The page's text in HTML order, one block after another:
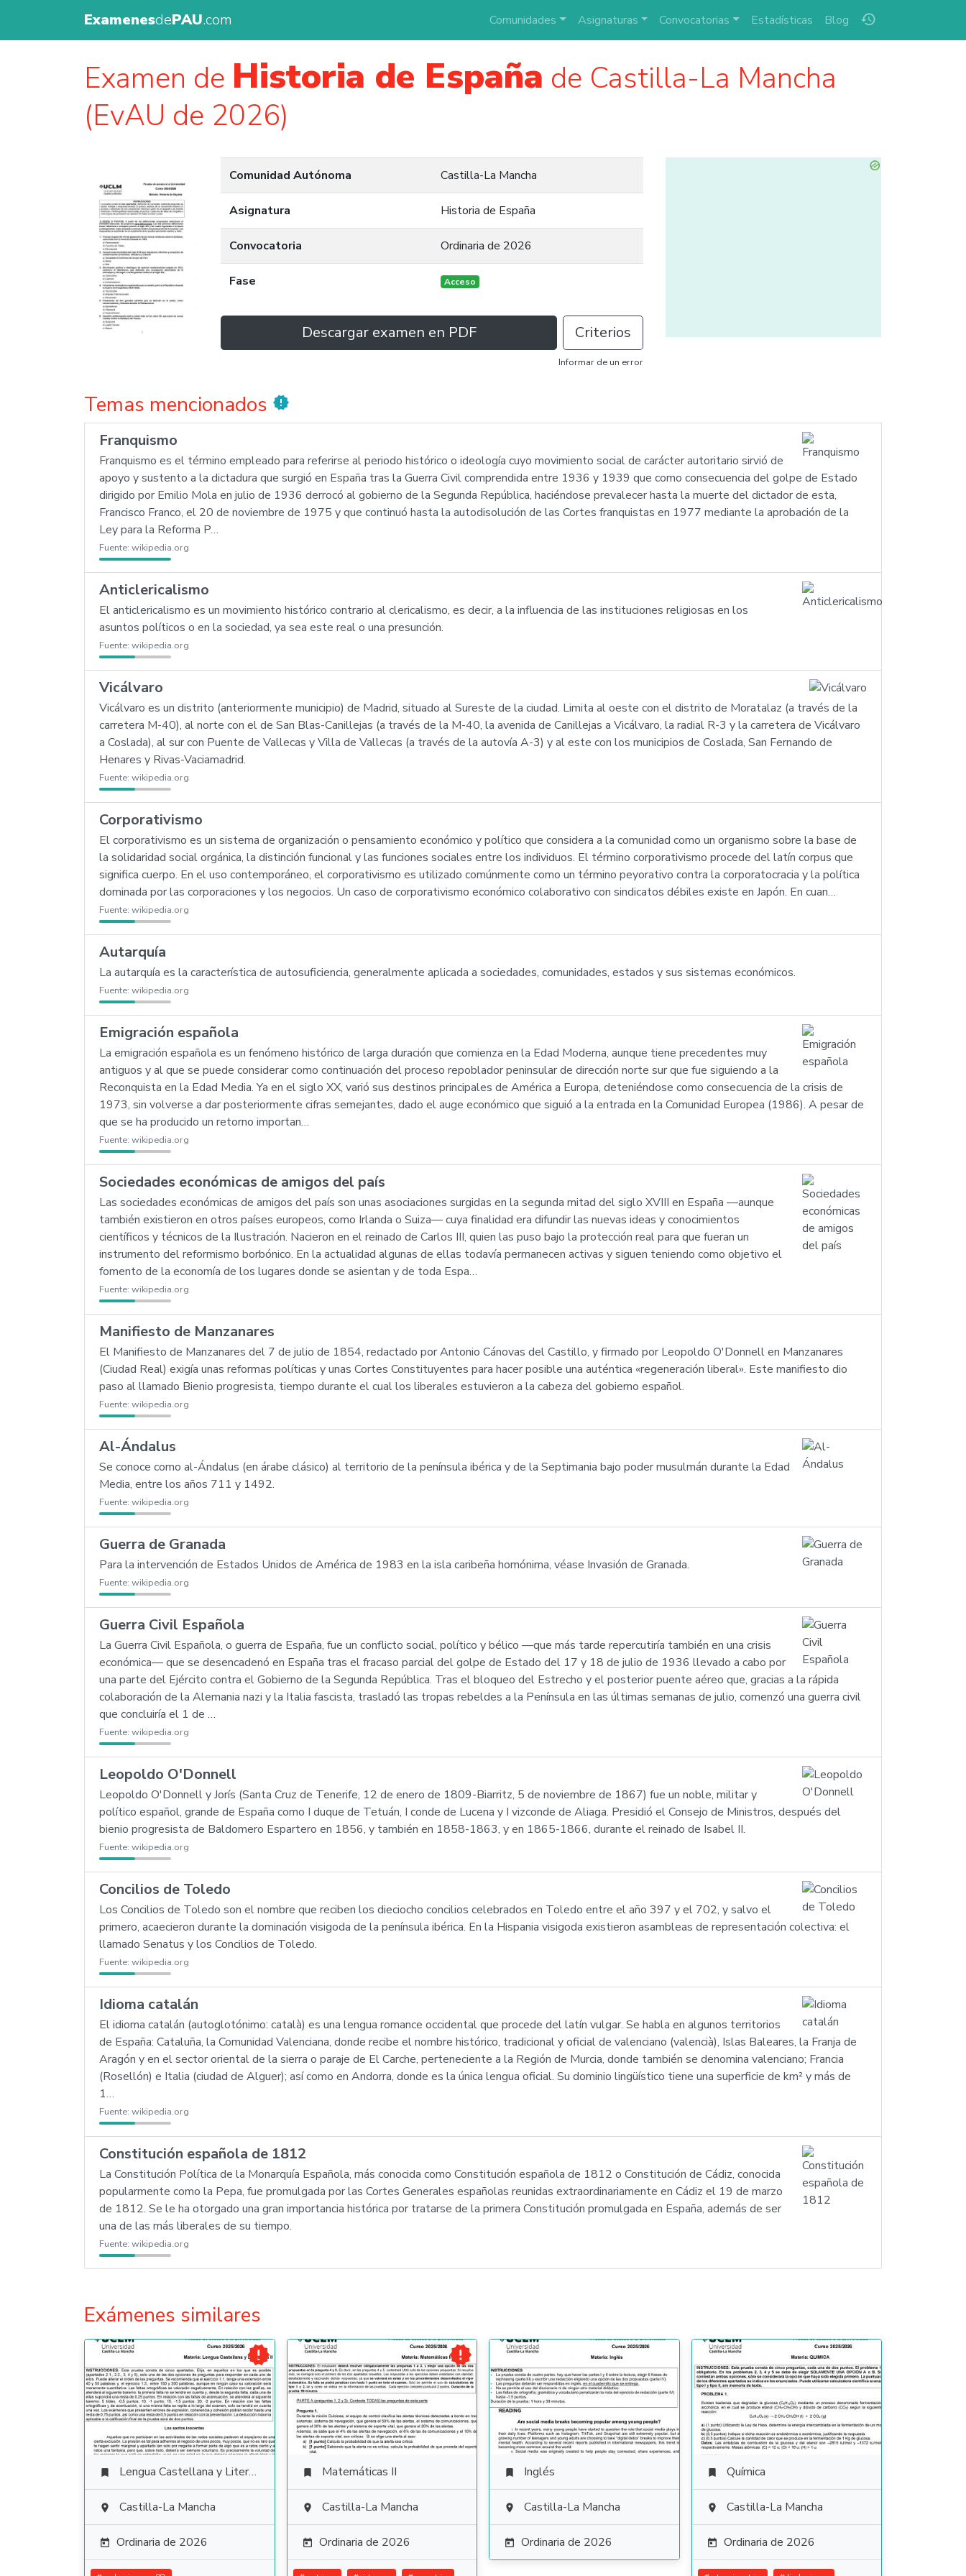
ExamenesdePAU.com history
Comunidades Asignaturas Convocatorias Estadísticas Blog
Examen de Historia de España de Castilla-La Mancha
(EvAU de 2026)
Comunidad Autónoma Castilla-La Mancha
Asignatura Historia de España
Convocatoria Ordinaria de 2026
Fase Acceso
Descargar examen en PDF Criterios
Informar de un error
Temas mencionados new_releases
Franquismo
Franquismo es el término empleado para referirse al periodo histórico o ideología cuyo movimiento social de carácter autoritario sirvió de
apoyo y sustento a la dictadura que surgió en España tras la Guerra Civil comprendida entre 1936 y 1939 que como consecuencia del golpe de Estado
dirigido por Emilio Mola en julio de 1936 derrocó al gobierno de la Segunda República, haciéndose prevalecer hasta la muerte del dictador de esta,
Francisco Franco, el 20 de noviembre de 1975 y que continuó hasta la autodisolución de las Cortes franquistas en 1977 mediante la aprobación de la
Ley para la Reforma P…
Fuente: wikipedia.org
Anticlericalismo
El anticlericalismo es un movimiento histórico contrario al clericalismo, es decir, a la influencia de las instituciones religiosas en los
asuntos políticos o en la sociedad, ya sea este real o una presunción.
Fuente: wikipedia.org
Vicálvaro
Vicálvaro es un distrito (anteriormente municipio) de Madrid, situado al Sureste de la ciudad. Limita al oeste con el distrito de Moratalaz (a través de la
carretera M-40), al norte con el de San Blas-Canillejas (a través de la M-40, la avenida de Canillejas a Vicálvaro, la radial R-3 y la carretera de Vicálvaro
a Coslada), al sur con Puente de Vallecas y Villa de Vallecas (a través de la autovía A-3) y al este con los municipios de Coslada, San Fernando de
Henares y Rivas-Vaciamadrid.
Fuente: wikipedia.org
Corporativismo
El corporativismo es un sistema de organización o pensamiento económico y político que considera a la comunidad como un organismo sobre la base de
la solidaridad social orgánica, la distinción funcional y las funciones sociales entre los individuos. El término corporativismo procede del latín corpus que
significa cuerpo. En el uso contemporáneo, el corporativismo es utilizado comúnmente como un término peyorativo contra la corporatocracia y la política
dominada por las corporaciones y los negocios. Un caso de corporativismo económico colaborativo con sindicatos débiles existe en Japón. En cuan…
Fuente: wikipedia.org
Autarquía
La autarquía es la característica de autosuficiencia, generalmente aplicada a sociedades, comunidades, estados y sus sistemas económicos.
Fuente: wikipedia.org
Emigración española
La emigración española es un fenómeno histórico de larga duración que comienza en la Edad Moderna, aunque tiene precedentes muy
antiguos y al que se puede considerar como continuación del proceso repoblador peninsular de dirección norte sur que fue siguiendo a la
Reconquista en la Edad Media. Ya en el siglo XX, varió sus destinos principales de América a Europa, deteniéndose como consecuencia de la crisis de
1973, sin volverse a dar posteriormente cifras semejantes, dado el auge económico que siguió a la entrada en la Comunidad Europea (1986). A pesar de
que se ha producido un retorno importan…
Fuente: wikipedia.org
Sociedades económicas de amigos del país
Las sociedades económicas de amigos del país son unas asociaciones surgidas en la segunda mitad del siglo XVIII en España —aunque
también existieron en otros países europeos, como Irlanda o Suiza— cuya finalidad era difundir las nuevas ideas y conocimientos
científicos y técnicos de la Ilustración. Nacieron en el reinado de Carlos III, quien las puso bajo la protección real para que fueran un
instrumento del reformismo borbónico. En la actualidad algunas de ellas todavía permanecen activas y siguen teniendo como objetivo el
fomento de la economía de los lugares donde se asientan y de toda Espa…
Fuente: wikipedia.org
Manifiesto de Manzanares
El Manifiesto de Manzanares del 7 de julio de 1854, redactado por Antonio Cánovas del Castillo, y firmado por Leopoldo O'Donnell en Manzanares
(Ciudad Real) exigía unas reformas políticas y unas Cortes Constituyentes para hacer posible una auténtica «regeneración liberal». Este manifiesto dio
paso al llamado Bienio progresista, tiempo durante el cual los liberales estuvieron a la cabeza del gobierno español.
Fuente: wikipedia.org
Al-Ándalus
Se conoce como al-Ándalus (en árabe clásico) al territorio de la península ibérica y de la Septimania bajo poder musulmán durante la Edad
Media, entre los años 711 y 1492.
Fuente: wikipedia.org
Guerra de Granada
Para la intervención de Estados Unidos de América de 1983 en la isla caribeña homónima, véase Invasión de Granada.
Fuente: wikipedia.org
Guerra Civil Española
La Guerra Civil Española, o guerra de España, fue un conflicto social, político y bélico —que más tarde repercutiría también en una crisis
económica— que se desencadenó en España tras el fracaso parcial del golpe de Estado del 17 y 18 de julio de 1936 llevado a cabo por
una parte del Ejército contra el Gobierno de la Segunda República. Tras el bloqueo del Estrecho y el posterior puente aéreo que, gracias a la rápida
colaboración de la Alemania nazi y la Italia fascista, trasladó las tropas rebeldes a la Península en las últimas semanas de julio, comenzó una guerra civil
que concluiría el 1 de …
Fuente: wikipedia.org
Leopoldo O'Donnell
Leopoldo O'Donnell y Jorís (Santa Cruz de Tenerife, 12 de enero de 1809-Biarritz, 5 de noviembre de 1867) fue un noble, militar y
político español, grande de España como I duque de Tetuán, I conde de Lucena y I vizconde de Aliaga. Presidió el Consejo de Ministros, después del
bienio progresista de Baldomero Espartero en 1856, y también en 1858-1863, y en 1865-1866, durante el reinado de Isabel II.
Fuente: wikipedia.org
Concilios de Toledo
Los Concilios de Toledo son el nombre que reciben los dieciocho concilios celebrados en Toledo entre el año 397 y el 702, y salvo el
primero, acaecieron durante la dominación visigoda de la península ibérica. En la Hispania visigoda existieron asambleas de representación colectiva: el
llamado Senatus y los Concilios de Toledo.
Fuente: wikipedia.org
Idioma catalán
El idioma catalán (autoglotónimo: català) es una lengua romance occidental que procede del latín vulgar. Se habla en algunos territorios
de España: Cataluña, la Comunidad Valenciana, donde recibe el nombre histórico, tradicional y oficial de valenciano (valencià), Islas Baleares, la Franja de
Aragón y en el sector oriental de la sierra o paraje de El Carche, perteneciente a la Región de Murcia, donde también se denomina valenciano; Francia
(Rosellón) e Italia (ciudad de Alguer); así como en Andorra, donde es la única lengua oficial. Su dominio lingüístico tiene una superficie de km² y más de
1…
Fuente: wikipedia.org
Constitución española de 1812
La Constitución Política de la Monarquía Española, más conocida como Constitución española de 1812 o Constitución de Cádiz, conocida
popularmente como la Pepa, fue promulgada por las Cortes Generales españolas reunidas extraordinariamente en Cádiz el 19 de marzo
de 1812. Se le ha otorgado una gran importancia histórica por tratarse de la primera Constitución promulgada en España, además de ser
una de las más liberales de su tiempo.
Fuente: wikipedia.org
Exámenes similares

 Lengua Castellana y Literatura
 Castilla-La Mancha
 Ordinaria de 2026

 Matemáticas II
 Castilla-La Mancha
 Ordinaria de 2026
 Inglés
 Castilla-La Mancha
 Ordinaria de 2026
 Química
 Castilla-La Mancha
 Ordinaria de 2026